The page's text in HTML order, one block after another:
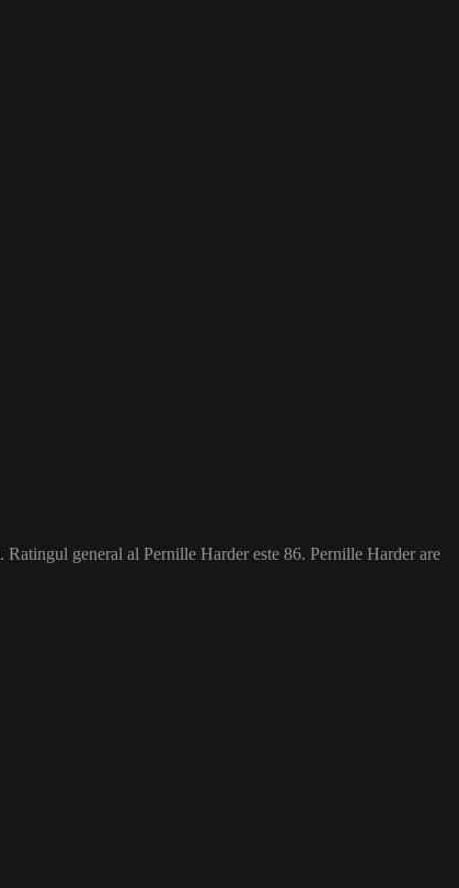
general al Pernille Harder este 86. Pernille Harder are